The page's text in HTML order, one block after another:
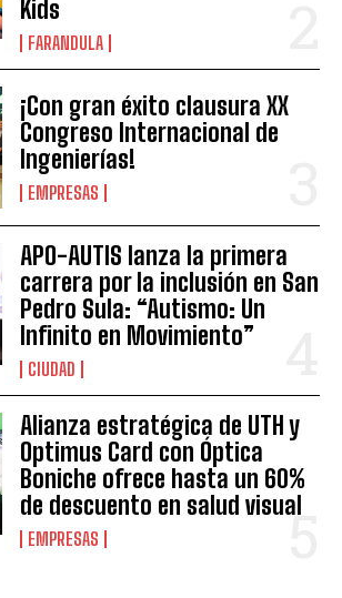
Kids
FARANDULA
¡Con gran éxito clausura XX
Congreso Internacional de
Ingenierías!
EMPRESAS
APO-AUTIS lanza la primera
carrera por la inclusión en San
Pedro Sula: “Autismo: Un
Infinito en Movimiento”
CIUDAD
Alianza estratégica de UTH y
Optimus Card con Óptica
Boniche ofrece hasta un 60%
de descuento en salud visual
EMPRESAS